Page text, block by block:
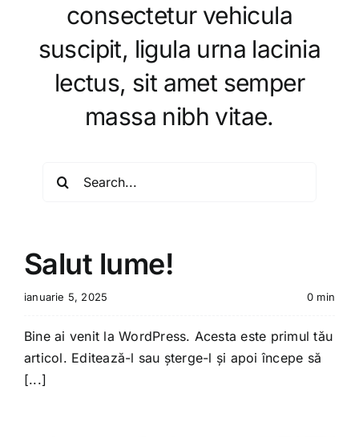
Despre noi
Blog
consectetur vehicula
suscipit, ligula urna lacinia
lectus, sit amet semper
massa nibh vitae.
Salut lume!
ianuarie 5, 2025 0 min
Bine ai venit la WordPress. Acesta este primul tău
articol. Editează-l sau șterge-l și apoi începe să
[...]